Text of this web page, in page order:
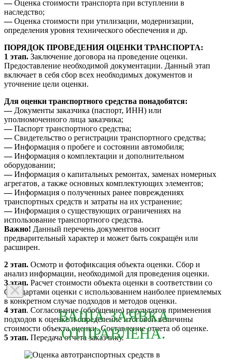
ВАША ЗАЯВКА
ОТПРАВЛЕНА.
—Оценка стоимости транспорта при вступлении в
наследство;
—Оценка стоимости при утилизации, модернизации,
определения уровня технического обеспечения и др.
ПОРЯДОК ПРОВЕДЕНИЯ ОЦЕНКИ ТРАНСПОРТА:
1 этап. Заключение договора на проведение оценки.
Предоставление необходимой документации. Данный этап
включает в себя сбор всех необходимых документов и
уточнение цели оценки.
Для оценки транспортного средства понадобятся:
—Документы заказчика (паспорт, ИНН) или
уполномоченного лица заказчика;
—Паспорт транспортного средства;
—Свидетельство о регистрации транспортного средства;
—Информация о пробеге и состоянии автомобиля;
—Информация о комплектации и дополнительном
оборудовании;
—Информация о капитальных ремонтах, заменах номерных
агрегатов, а также основных комплектующих элементов;
—Информация о полученных ранее повреждениях
транспортных средств и затраты на их устранение;
—Информация о существующих ограничениях на
использование транспортного средства.
Важно! Данный перечень документов носит
предварительный характер и может быть сокращён или
расширен.
2 этап. Осмотр и фотофиксация объекта оценки. Сбор и
анализ информации, необходимой для проведения оценки.
3 этап. Расчет стоимости объекта оценки в соответствии со
Стандартами оценки с использованием наиболее приемлемых
в конкретном случае подходов и методов оценки.
4 этап. Согласование (обобщение) результатов применения
подходов к оценке и определение итоговой величины
стоимости объекта оценки. Составление отчета об оценке.
5 этап. Передача отчета заказчику.